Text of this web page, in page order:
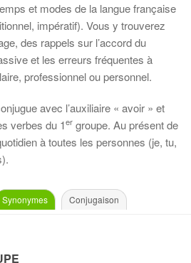
et modes de la langue française
impératif). Vous y trouverez
des rappels sur l’accord du
et les erreurs fréquentes à
professionnel ou personnel.
avec l’auxiliaire « avoir » et
verbes du 1er groupe. Au présent de
à toutes les personnes (je, tu,
Synonymes Conjugaison